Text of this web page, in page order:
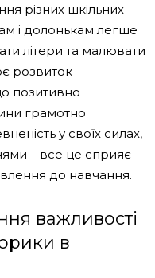
різних шкільних
і долонькам легше
літери та малювати
розвиток
позитивно
грамотно
у своїх силах,
– все це сприяє
до навчання.
важливості
в